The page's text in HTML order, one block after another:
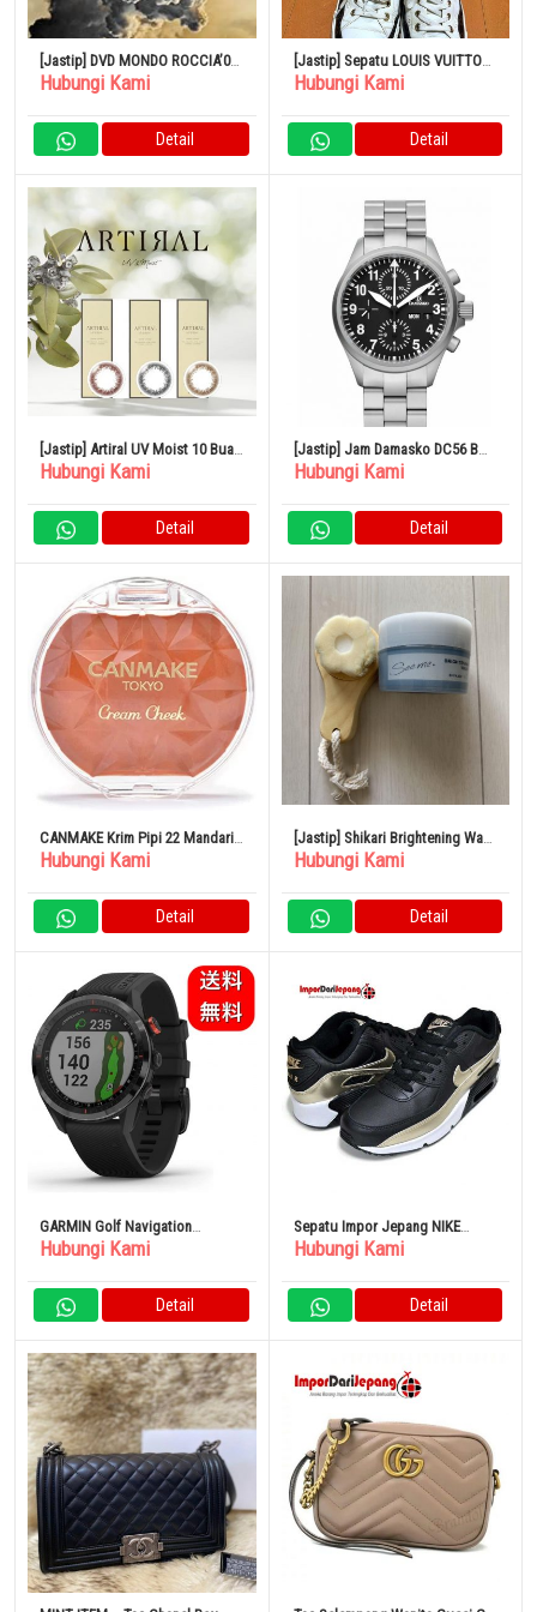
[Jastip] DVD MONDO ROCCIA’09
11 11
Hubungi Kami
Detail
[Jastip] Sepatu LOUIS VUITTON
Stellar Line
Hubungi Kami
Detail
[Jastip] Artiral UV Moist 10 Buah
Per Kotak x 2 Set Kotak
Hubungi Kami
Detail
[Jastip] Jam Damasko DC56 B
Classic Pilot Chronograph 100%
Hubungi Kami
Detail
CANMAKE Krim Pipi 22 Mandarin
Orange Sorbet
Hubungi Kami
Detail
[Jastip] Shikari Brightening Wash
See Me
Hubungi Kami
Detail
GARMIN Golf Navigation
Pendekatan GPS S62/Black
Hubungi Kami
Detail
Sepatu Impor Jepang NIKE
SNEAKERS AIR MAX 90 LTR
Hubungi Kami
Detail